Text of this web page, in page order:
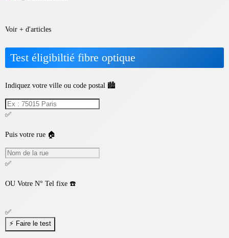
Voir + d'articles
Test éligibiltié fibre optique
Indiquez votre ville ou code postal 🏙️
✅
Puis votre rue 🏠
✅
OU Votre N° Tel fixe ☎️
✅